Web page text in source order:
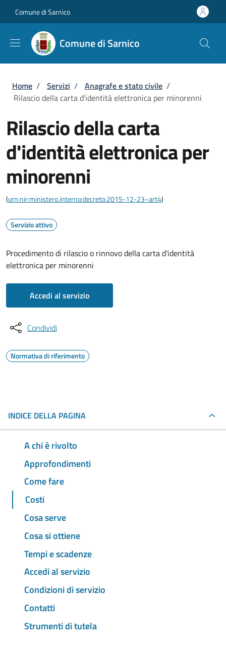
Comune di Sarnico
Comune di Sarnico
Briciole di pane
Home / Servizi / Anagrafe e stato civile /
Rilascio della carta d'identità elettronica per minorenni
Rilascio della carta
d'identità elettronica per
minorenni
(urn:nir:ministero.interno:decreto:2015-12-23~art4)
Servizio attivo
Procedimento di rilascio o rinnovo della carta d'identità
elettronica per minorenni
Accedi al servizio
Condividi
Normativa di riferimento
INDICE DELLA PAGINA
A chi è rivolto
Approfondimenti
Come fare
Costi
Cosa serve
Cosa si ottiene
Tempi e scadenze
Accedi al servizio
Condizioni di servizio
Contatti
Strumenti di tutela